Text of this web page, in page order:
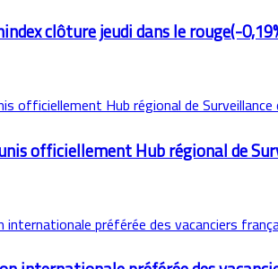
clôture jeudi dans le rouge(-
officiellement Hub régional de